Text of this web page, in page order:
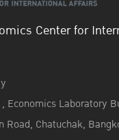
Center for
, Economics Laboratory
Road, Chatuchak,